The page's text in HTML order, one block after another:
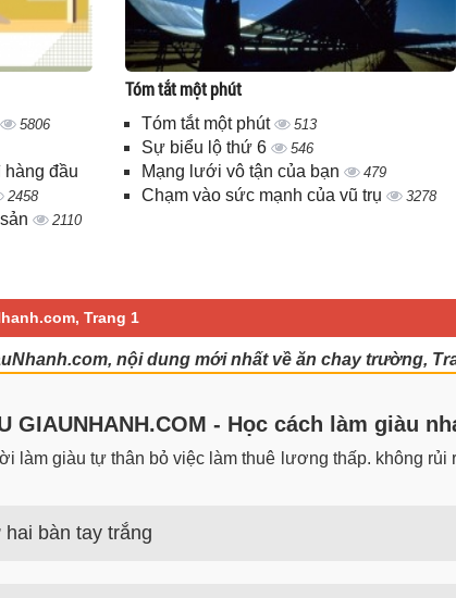
5806
hàng đầu
2458
2110
Tóm tắt một phút
Tóm tắt một phút 513
Sự biểu lộ thứ 6 546
Mạng lưới vô tận của bạn 479
Chạm vào sức mạnh của vũ trụ 3278
Trang 1
nội dung mới nhất về ăn chay trường,
GIAUNHANH.COM - Học cách làm giàu
làm giàu tự thân bỏ việc làm thuê lương thấp. không rủi
bàn tay trắng